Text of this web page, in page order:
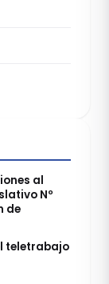
al
Nº
de
teletrabajo